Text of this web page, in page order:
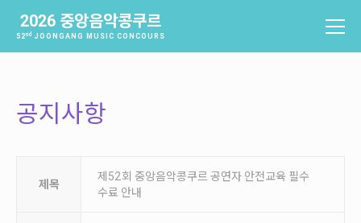
2026 중앙음악콩쿠르
52nd JOONGANG MUSIC CONCOURS
소개
역사
공지사항
제목
제52회 중앙음악콩쿠르 공연자 안전교육 필수
수료 안내